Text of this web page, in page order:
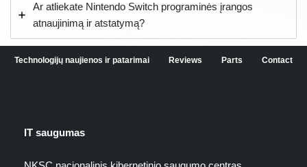
Ar atliekate Nintendo Switch programinės įrangos
atnaujinimą ir atstatymą?
Technologijų naujienos ir patarimai Reviews Parts Contact
IT saugumas